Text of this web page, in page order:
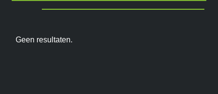
Geen resultaten.